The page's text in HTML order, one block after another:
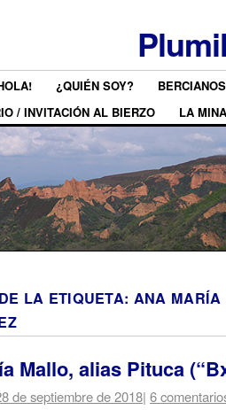
¿QUIÉN SOY?
/ INVITACIÓN AL BIERZO
LA MINA
LA ETIQUETA: ANA
Mallo, alias Pituca
de septiembre de 2018| 6